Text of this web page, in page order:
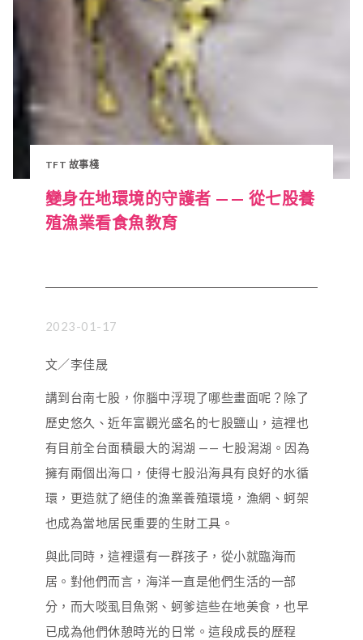
TFT 故事棧
變身在地環境的守護者 —— 從七股養
殖漁業看食魚教育
2023-01-17
文／李佳晟
講到台南七股，你腦中浮現了哪些畫面呢？除了
歷史悠久、近年富觀光盛名的七股鹽山，這裡也
有目前全台面積最大的潟湖 —— 七股潟湖。因為
擁有兩個出海口，使得七股沿海具有良好的水循
環，更造就了絕佳的漁業養殖環境，漁網、蚵架
也成為當地居民重要的生財工具。
與此同時，這裡還有一群孩子，從小就臨海而
居。對他們而言，海洋一直是他們生活的一部
分，而大啖虱目魚粥、蚵爹這些在地美食，也早
已成為他們休憩時光的日常。這段成長的歷程